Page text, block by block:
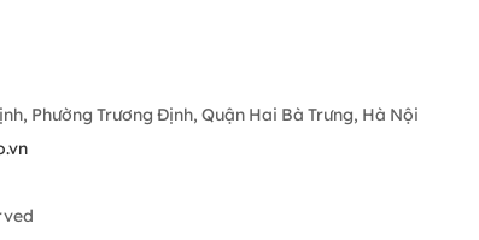
Phường Trương Định, Quận Hai Bà Trưng, Hà Nội